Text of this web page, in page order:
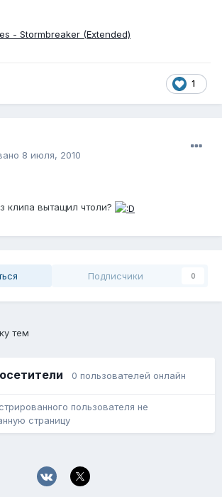
- Stormbreaker (Extended)
1
8 июля, 2010
клипа вытащил чтоли?
Подписчики 0
тем
0 пользователей онлайн
пользователя не
страницу